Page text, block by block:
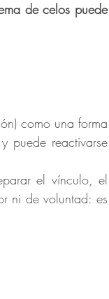
de celos puede
puede reactivarse
ni de voluntad: es